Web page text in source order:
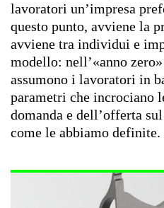
lavoratori un’impresa
questo punto, avviene la
avviene tra individui e
modello: nell’«anno
assumono i lavoratori in
parametri che incrociano
domanda e dell’offerta
come le abbiamo definite.